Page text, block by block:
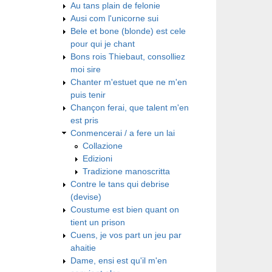
Au tans plain de felonie
Ausi com l'unicorne sui
Bele et bone (blonde) est cele
pour qui je chant
Bons rois Thiebaut, consolliez
moi sire
Chanter m'estuet que ne m'en
puis tenir
Chançon ferai, que talent m'en
est pris
Conmencerai / a fere un lai
Collazione
Edizioni
Tradizione manoscritta
Contre le tans qui debrise
(devise)
Coustume est bien quant on
tient un prison
Cuens, je vos part un jeu par
ahaitie
Dame, ensi est qu'il m'en